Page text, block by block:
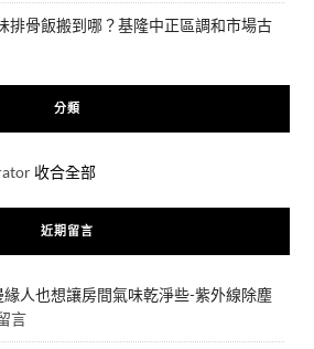
排骨飯搬到哪？基隆中正區調和市場古
分類
收合全部
近期留言
緣人也想讓房間氣味乾淨些-紫外線除塵
言